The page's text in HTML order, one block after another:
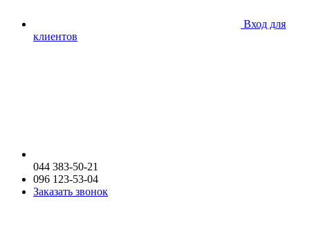
Вход для
клиентов
044 383-50-21
096 123-53-04
Заказать звонок